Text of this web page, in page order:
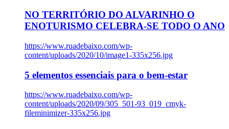
NO TERRITÓRIO DO ALVARINHO O
ENOTURISMO CELEBRA-SE TODO O ANO
https://www.ruadebaixo.com/wp-
content/uploads/2020/10/image1-335x256.jpg
5 elementos essenciais para o bem-estar
https://www.ruadebaixo.com/wp-
content/uploads/2020/09/305_501-93_019_cmyk-
fileminimizer-335x256.jpg